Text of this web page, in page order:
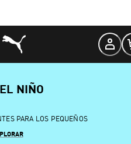
NIÑO
PARA LOS PEQUEÑOS